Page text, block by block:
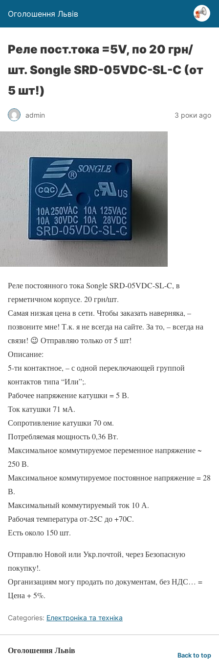
Оголошення Львів
Реле пост.тока =5V, по 20 грн/
шт. Songle SRD-05VDC-SL-C (от
5 шт!)
admin 3 роки ago
Реле постоянного тока Songle SRD-05VDC-SL-C, в
герметичном корпусе. 20 грн/шт.
Самая низкая цена в сети. Чтобы заказать наверняка, –
позвоните мне! Т.к. я не всегда на сайте. За то, – всегда на
связи! 😉 Отправляю только от 5 шт!
Описание:
5-ти контактное, – с одной переключающей группой
контактов типа “Или”;.
Рабочее напряжение катушки = 5 В.
Ток катушки 71 мА.
Сопротивление катушки 70 ом.
Потребляемая мощность 0,36 Вт.
Максимальное коммутируемое переменное напряжение ~
250 В.
Максимальное коммутируемое постоянное напряжение = 28
В.
Максимальный коммутируемый ток 10 А.
Рабочая температура от-25C до +70C.
Есть около 150 шт.
Отправлю Новой или Укр.почтой, через Безопасную
покупку!.
Организациям могу продать по документам, без НДС… =
Цена + 5%.
Categories: Електроніка та техніка
Оголошення Львів Back to top